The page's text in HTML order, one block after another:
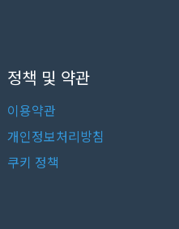
정책 및 약관
이용약관
개인정보처리방침
쿠키 정책